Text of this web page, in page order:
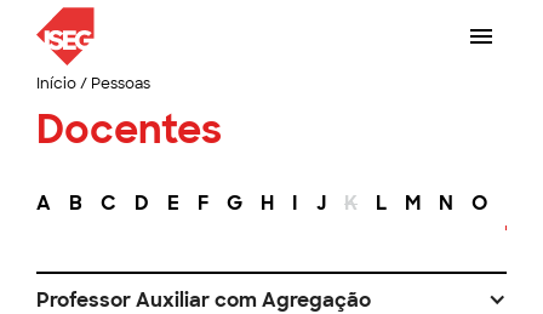
Início/ Pessoas
Docentes
A B C D E F G H I J K L M N O
Professor Auxiliar com Agregação